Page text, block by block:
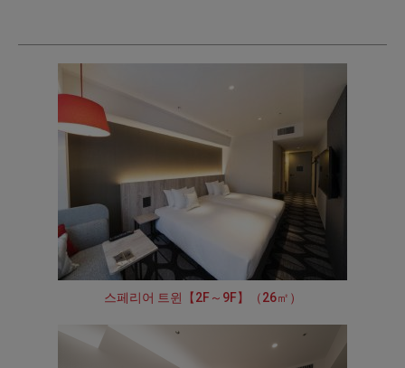
스페리어 트윈【2F～9F】（26㎡）